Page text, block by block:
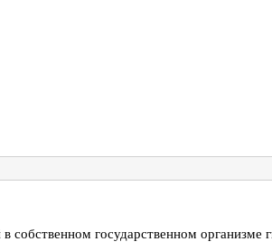
государственном организме